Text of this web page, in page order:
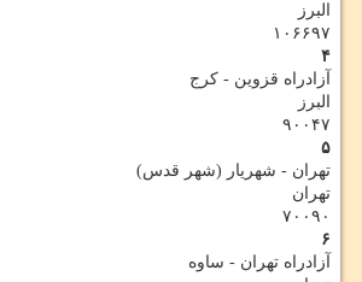
البرز
۱۰۶۶۹۷
۴
آزادراه قزوین - کرج
البرز
۹۰۰۴۷
۵
تهران - شهریار (شهر قدس)
تهران
۷۰۰۹۰
۶
آزادراه تهران - ساوه